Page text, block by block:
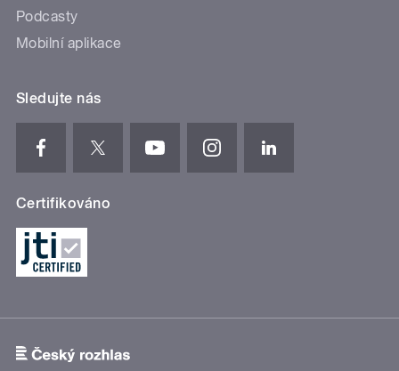
Podcasty
Mobilní aplikace
Sledujte nás
Certifikováno